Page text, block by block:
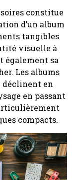
constitue
d’un album
tangibles
visuelle à
également sa
Les albums
déclinent en
en passant
compacts.